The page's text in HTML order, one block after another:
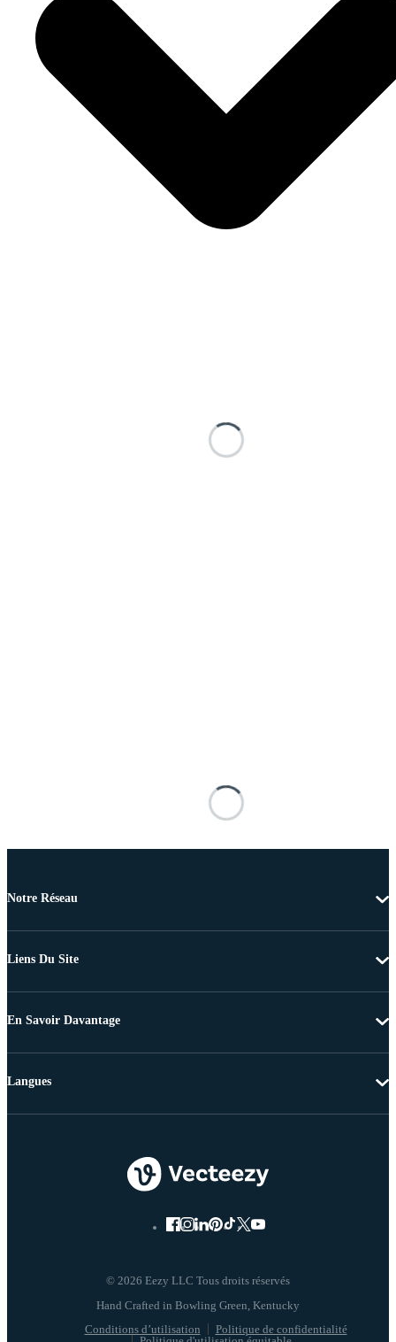
Notre Réseau
Liens Du Site
En Savoir Davantage
© 2026 Eezy LLC Tous droits réservés
Conditions d’utilisation
Politique de confidentialité
Langues